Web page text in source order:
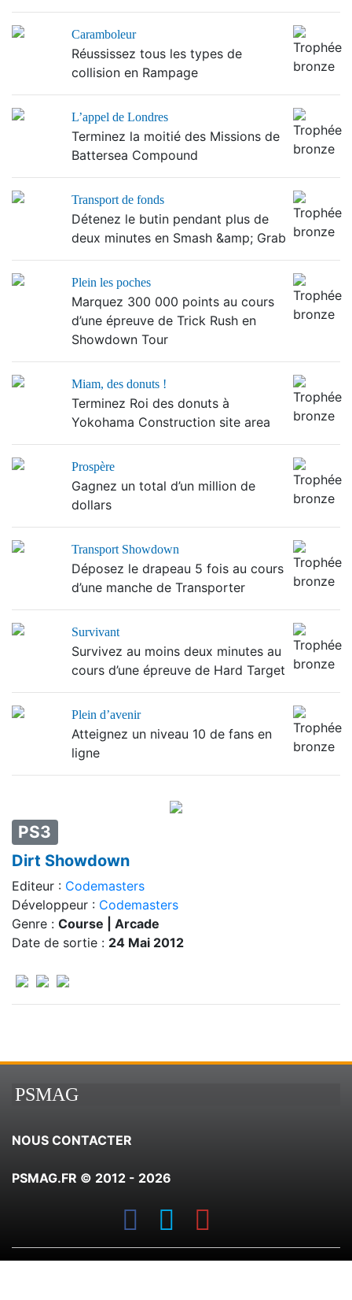
PS3
Dirt Showdown
Editeur : Codemasters
Développeur : Codemasters
Genre : Course | Arcade
Date de sortie : 24 Mai 2012
Caramboleur
Réussissez tous les types de
collision en Rampage
L’appel de Londres
Terminez la moitié des Missions de
Battersea Compound
Transport de fonds
Détenez le butin pendant plus de
deux minutes en Smash &amp; Grab
Plein les poches
Marquez 300 000 points au cours
d’une épreuve de Trick Rush en
Showdown Tour
Miam, des donuts !
Terminez Roi des donuts à
Yokohama Construction site area
Prospère
Gagnez un total d’un million de
dollars
Transport Showdown
Déposez le drapeau 5 fois au cours
d’une manche de Transporter
Survivant
Survivez au moins deux minutes au
cours d’une épreuve de Hard Target
Plein d’avenir
Atteignez un niveau 10 de fans en
ligne
PSMAG
NOUS CONTACTER
PSMAG.FR © 2012 - 2026